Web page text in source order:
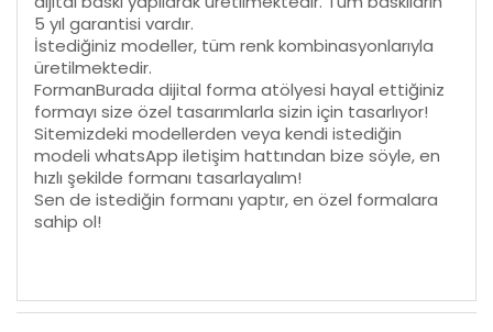
5 yıl garantisi vardır.
İstediğiniz modeller, tüm renk kombinasyonlarıyla
üretilmektedir.
FormanBurada dijital forma atölyesi hayal ettiğiniz
formayı size özel tasarımlarla sizin için tasarlıyor!
Sitemizdeki modellerden veya kendi istediğin
modeli whatsApp iletişim hattından bize söyle, en
hızlı şekilde formanı tasarlayalım!
Sen de istediğin formanı yaptır, en özel formalara
sahip ol!